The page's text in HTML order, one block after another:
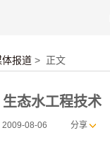
体报道 > 正文
生态水工程技术
2009-08-06 分享